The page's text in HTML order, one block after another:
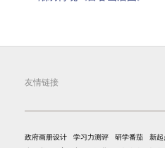
友情链接
政府画册设计 学习力测评 研学番茄 新起